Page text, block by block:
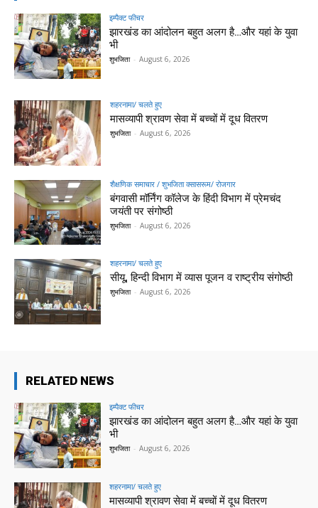
इम्पैक्ट फीचर
झारखंड का आंदोलन बहुत अलग है…और यहां के युवा
भी
शुभजिता - August 6, 2026
शहरनामा/ चलते हुए
मासव्यापी श्रावण सेवा में बच्चों में दूध वितरण
शुभजिता - August 6, 2026
शैक्षणिक समाचार / शुभजिता क्सासरूम/ रोजगार
बंगवासी मॉर्निंग कॉलेज के हिंदी विभाग में प्रेमचंद
जयंती पर संगोष्ठी
शुभजिता - August 6, 2026
शहरनामा/ चलते हुए
सीयू, हिन्दी विभाग में व्यास पूजन व राष्ट्रीय संगोष्ठी
शुभजिता - August 6, 2026
RELATED NEWS
इम्पैक्ट फीचर
झारखंड का आंदोलन बहुत अलग है…और यहां के युवा
भी
शुभजिता - August 6, 2026
शहरनामा/ चलते हुए
मासव्यापी श्रावण सेवा में बच्चों में दूध वितरण